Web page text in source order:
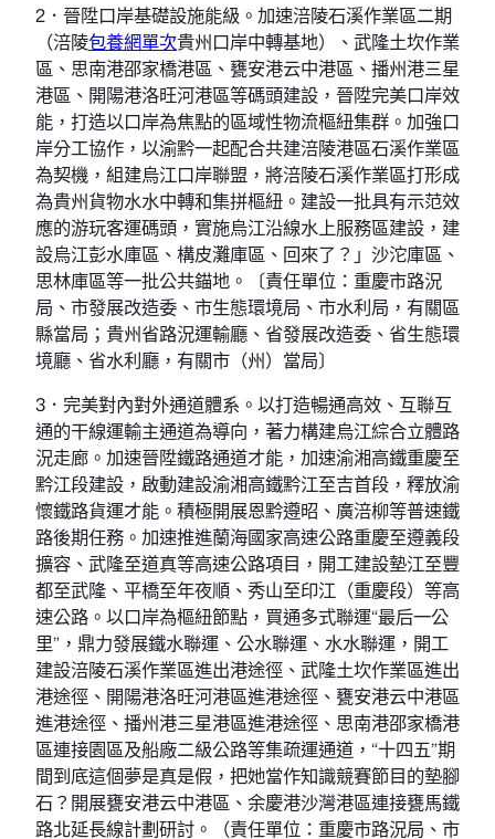
2．晉陞口岸基礎設施能級。加速涪陵石溪作業區二期
（涪陵包養網單次貴州口岸中轉基地）、武隆土坎作業
區、思南港邵家橋港區、甕安港云中港區、播州港三星
港區、開陽港洛旺河港區等碼頭建設，晉陞完美口岸效
能，打造以口岸為焦點的區域性物流樞紐集群。加強口
岸分工協作，以渝黔一起配合共建涪陵港區石溪作業區
為契機，組建烏江口岸聯盟，將涪陵石溪作業區打形成
為貴州貨物水水中轉和集拼樞紐。建設一批具有示范效
應的游玩客運碼頭，實施烏江沿線水上服務區建設，建
設烏江彭水庫區、構皮灘庫區、回來了？」沙沱庫區、
思林庫區等一批公共錨地。〔責任單位：重慶市路況
局、市發展改造委、市生態環境局、市水利局，有關區
縣當局；貴州省路況運輸廳、省發展改造委、省生態環
境廳、省水利廳，有關市（州）當局〕
3．完美對內對外通道體系。以打造暢通高效、互聯互
通的干線運輸主通道為導向，著力構建烏江綜合立體路
況走廊。加速晉陞鐵路通道才能，加速渝湘高鐵重慶至
黔江段建設，啟動建設渝湘高鐵黔江至吉首段，釋放渝
懷鐵路貨運才能。積極開展恩黔遵昭、廣涪柳等普速鐵
路後期任務。加速推進蘭海國家高速公路重慶至遵義段
擴容、武隆至道真等高速公路項目，開工建設墊江至豐
都至武隆、平橋至年夜順、秀山至印江（重慶段）等高
速公路。以口岸為樞紐節點，買通多式聯運“最后一公
里”，鼎力發展鐵水聯運、公水聯運、水水聯運，開工
建設涪陵石溪作業區進出港途徑、武隆土坎作業區進出
港途徑、開陽港洛旺河港區進港途徑、甕安港云中港區
進港途徑、播州港三星港區進港途徑、思南港邵家橋港
區連接園區及船廠二級公路等集疏運通道，“十四五”期
間到底這個夢是真是假，把她當作知識競賽節目的墊腳
石？開展甕安港云中港區、余慶港沙灣港區連接甕馬鐵
路北延長線計劃研討。（責任單位：重慶市路況局、市